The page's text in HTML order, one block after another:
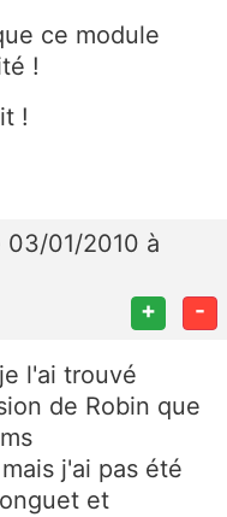
ce module
!
!
03/01/2010 à
+ -
l'ai trouvé
de Robin que
j'ai pas été
et